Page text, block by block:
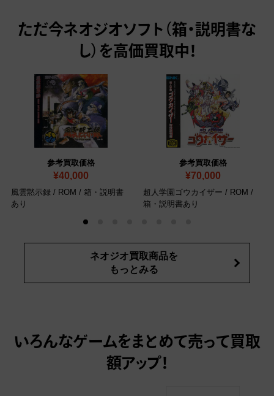
ただ今ネオジオソフト（箱・説明書な
し）を高価買取中！
参考買取価格
¥40,000
風雲黙示録 / ROM / 箱・説明書
あり
参考買取価格
¥70,000
超人学園ゴウカイザー / ROM /
箱・説明書あり
ネオジオ買取商品を
もっとみる
いろんなゲームをまとめて売って 買取
額アップ！